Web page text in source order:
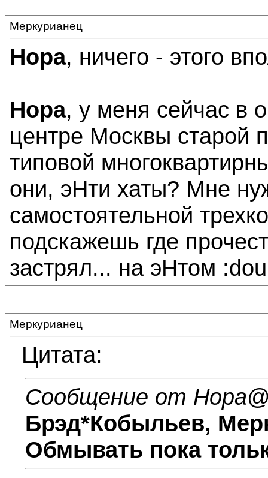
Меркурианец
Нора, ничего - этого
Нора, у меня сейчас в
центре Москвы старой
типовой
они, эНти хаты? Мне
самостоятельной
подскажешь где
застрял... на эНтом
Меркурианец
Цитата:
Сообщение от Нора
Брэд*Кобыльев,
Обмывать пока